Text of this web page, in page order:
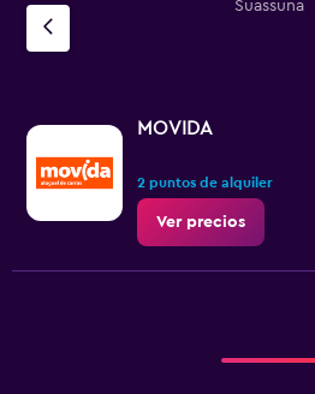
Suassuna
MOVIDA
2 puntos de alquiler
Ver precios